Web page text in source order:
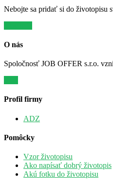
Nebojte sa pridať si do životopisu
O nás
Spoločnosť JOB OFFER s.r.o.
Profil firmy
ADZ
Pomôcky
Vzor životopisu
Ako napísať dobrý životopis
Akú fotku do životopisu